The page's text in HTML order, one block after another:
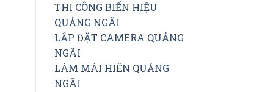
THI CÔNG BIỂN HIỆU
QUẢNG NGÃI
LẮP ĐẶT CAMERA QUẢNG
NGÃI
LÀM MÁI HIÊN QUẢNG
NGÃI